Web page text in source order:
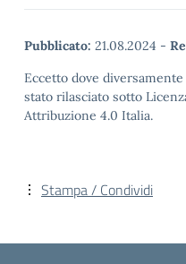
Pubblicato: 21.08.2024 -
Eccetto dove
stato rilasciato sotto
Attribuzione 4.0 Italia.
Stampa / Condividi